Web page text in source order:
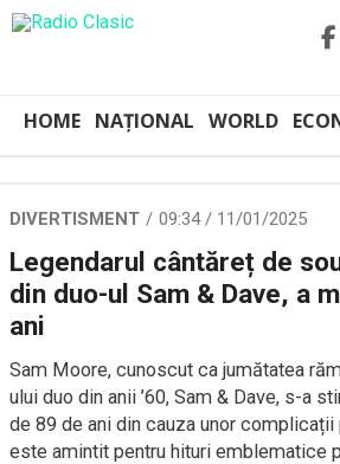
HOME NAȚIONAL WORLD
DIVERTISMENT 09:34 / 11/01/2025
Legendarul cântăreț de
din duo-ul Sam & Dave, a
ani
Sam Moore, cunoscut ca jumătatea
ului duo din anii ’60, Sam & Dave, s-a
de 89 de ani din cauza unor
este amintit pentru hituri emblematice